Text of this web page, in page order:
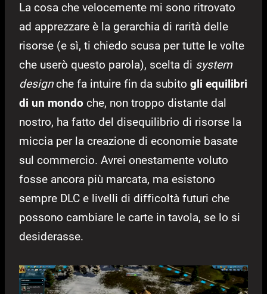
La cosa che velocemente mi sono ritrovato
ad apprezzare è la gerarchia di rarità delle
risorse (e sì, ti chiedo scusa per tutte le volte
che userò questo parola), scelta di system
designche fa intuire fin da subito gli equilibri
di un mondo che, non troppo distante dal
nostro, ha fatto del disequilibrio di risorse la
miccia per la creazione di economie basate
sul commercio. Avrei onestamente voluto
fosse ancora più marcata, ma esistono
sempre DLC e livelli di difficoltà futuri che
possono cambiare le carte in tavola, se lo si
desiderasse.